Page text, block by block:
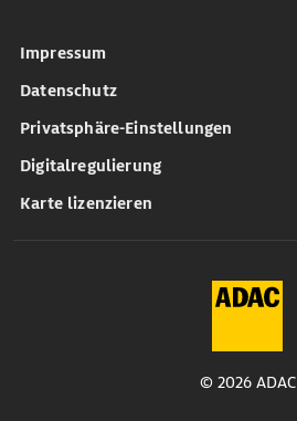
Impressum
Datenschutz
Privatsphäre-Einstellungen
Digitalregulierung
Karte lizenzieren
© 2026 ADAC